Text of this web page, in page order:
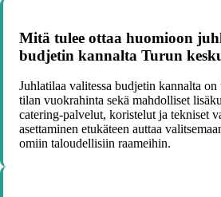
Mitä tulee ottaa huomioon
budjetin kannalta Turun
Juhlatilaa valitessa budjetin kannalta
tilan vuokrahinta sekä mahdolliset
catering-palvelut, koristelut ja tekniset
asettaminen etukäteen auttaa
omiin taloudellisiin raameihin.